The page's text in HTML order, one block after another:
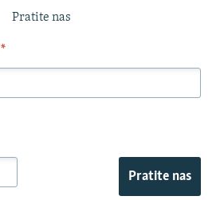
Pratite nas
*
Pratite nas